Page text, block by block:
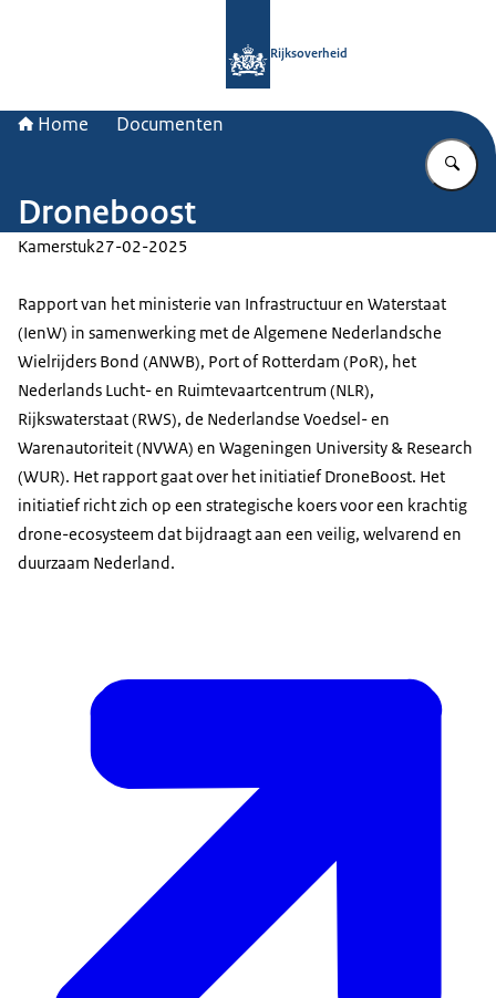
Rijksoverheid
Home Documenten
Droneboost
Kamerstuk27-02-2025
Rapport van het ministerie van Infrastructuur en Waterstaat
(IenW) in samenwerking met de Algemene Nederlandsche
Wielrijders Bond (ANWB), Port of Rotterdam (PoR), het
Nederlands Lucht- en Ruimtevaartcentrum (NLR),
Rijkswaterstaat (RWS), de Nederlandse Voedsel- en
Warenautoriteit (NVWA) en Wageningen University & Research
(WUR). Het rapport gaat over het initiatief DroneBoost. Het
initiatief richt zich op een strategische koers voor een krachtig
drone-ecosysteem dat bijdraagt aan een veilig, welvarend en
duurzaam Nederland.